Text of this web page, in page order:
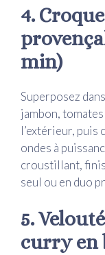
4.
min)
Superposez
jambon,
l’extérieur, puis
ondes à
croustillant,
seul ou en duo
5.
curry en